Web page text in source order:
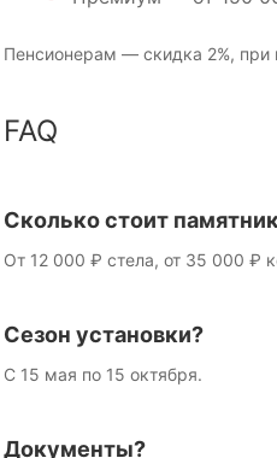
Пенсионерам — скидка 2%, при
FAQ
Сколько стоит
От 12 000 ₽ стела, от 35 000 ₽
Сезон установки?
С 15 мая по 15 октября.
Документы?